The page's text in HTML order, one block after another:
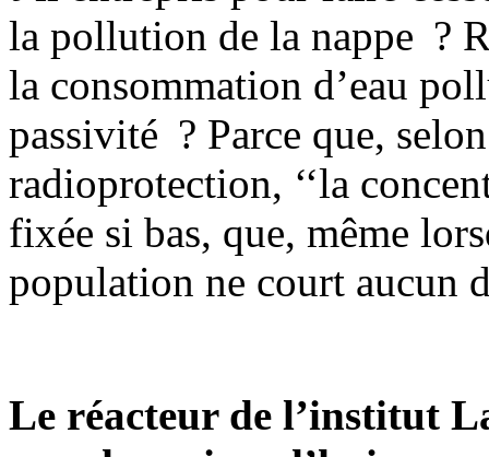
la pollution de la nappe ?
la consommation d’eau
passivité ? Parce que,
radioprotection, ‘‘la
fixée si bas, que, même
population ne court aucun
Le réacteur de l’institut